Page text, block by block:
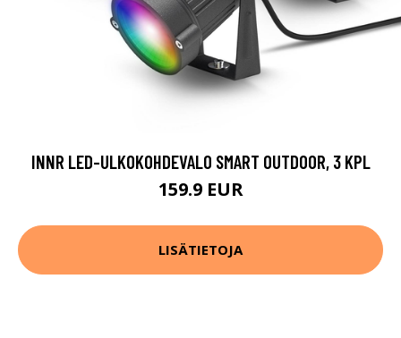
INNR LED-ULKOKOHDEVALO SMART OUTDOOR, 3 KPL
159.9 EUR
LISÄTIETOJA